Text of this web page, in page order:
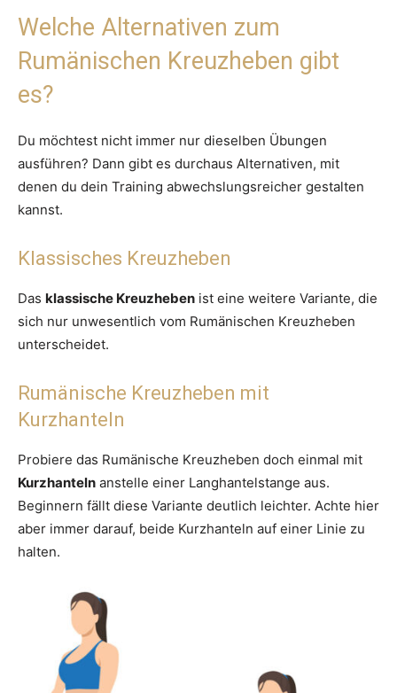
Welche Alternativen zum
Rumänischen Kreuzheben gibt
es?
Du möchtest nicht immer nur dieselben Übungen
ausführen? Dann gibt es durchaus Alternativen, mit
denen du dein Training abwechslungsreicher gestalten
kannst.
Klassisches Kreuzheben
Das klassische Kreuzheben ist eine weitere Variante, die
sich nur unwesentlich vom Rumänischen Kreuzheben
unterscheidet.
Rumänische Kreuzheben mit
Kurzhanteln
Probiere das Rumänische Kreuzheben doch einmal mit
Kurzhanteln anstelle einer Langhantelstange aus.
Beginnern fällt diese Variante deutlich leichter. Achte hier
aber immer darauf, beide Kurzhanteln auf einer Linie zu
halten.